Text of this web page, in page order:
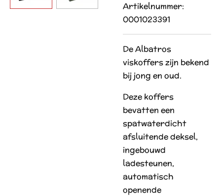
Artikelnummer:
0001023391
De Albatros
viskoffers zijn bekend
bij jong en oud.
Deze koffers
bevatten een
spatwaterdicht
afsluitende deksel,
ingebouwd
ladesteunen,
automatisch
openende